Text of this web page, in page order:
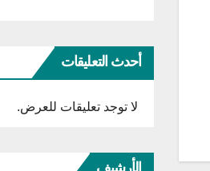
أحدث التعليقات
لا توجد تعليقات للعرض.